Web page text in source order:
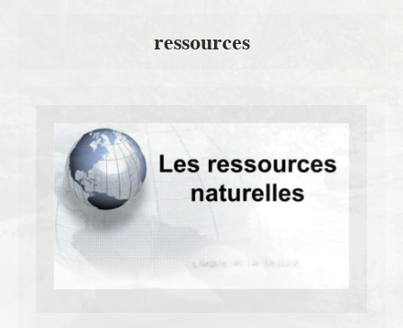
ressources